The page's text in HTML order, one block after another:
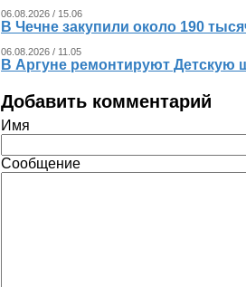
06.08.2026 / 15.06
В Чечне закупили около 190
06.08.2026 / 11.05
В Аргуне ремонтируют Детскую
Добавить комментарий
Имя
Сообщение